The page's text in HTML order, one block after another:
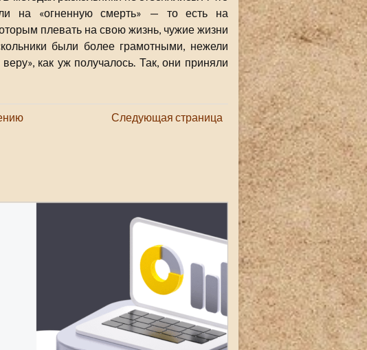
на «огненную смерть» — то есть на
плевать на свою жизнь, чужие жизни
были более грамотными, нежели
как уж получалось. Так, они приняли
Следующая страница